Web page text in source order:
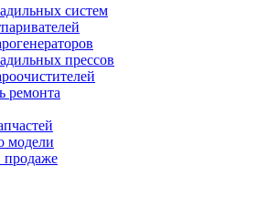
систем
прессов
ремонта
модели
продаже